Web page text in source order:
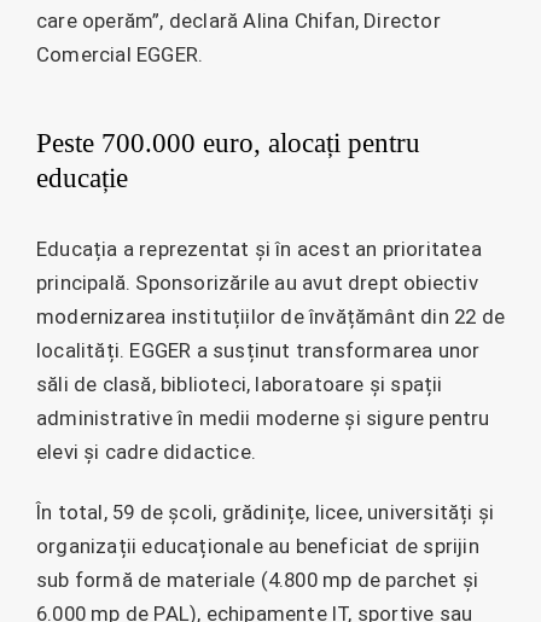
care operăm”, declară Alina Chifan, Director
Comercial EGGER.
Peste 700.000 euro, alocați pentru
educație
Educația a reprezentat și în acest an prioritatea
principală. Sponsorizările au avut drept obiectiv
modernizarea instituțiilor de învățământ din 22 de
localități. EGGER a susținut transformarea unor
săli de clasă, biblioteci, laboratoare și spații
administrative în medii moderne și sigure pentru
elevi și cadre didactice.
În total, 59 de școli, grădinițe, licee, universități și
organizații educaționale au beneficiat de sprijin
sub formă de materiale (4.800 mp de parchet și
6.000 mp de PAL), echipamente IT, sportive sau